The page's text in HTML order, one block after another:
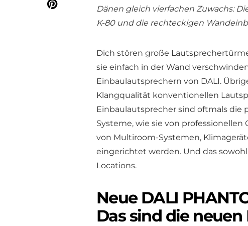
Dänen gleich vierfachen Zuwachs:
K-80 und die rechteckigen
Dich stören große
sie einfach in der Wand
Einbaulautsprechern von DALI.
Klangqualität konventionellen
Einbaulautsprecher sind oftmals die
Systeme, wie sie von
von Multiroom-Systemen,
eingerichtet werden. Und das
Locations.
Neue DALI
Das sind die